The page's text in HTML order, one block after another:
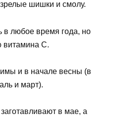
шишки и смолу.
в любое время года, но
витамина С.
и в начале весны (в
и март).
в мае, а